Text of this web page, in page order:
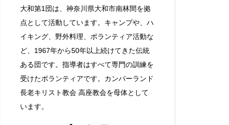
大和第1団は、神奈川県大和市南林間を拠
点として活動しています。キャンプや、ハ
イキング、野外料理、ボランティア活動な
ど、1967年から50年以上続けてきた伝統
ある団です。指導者はすべて専門の訓練を
受けたボランティアです。カンバーランド
長老キリスト教会 高座教会を母体として
います。